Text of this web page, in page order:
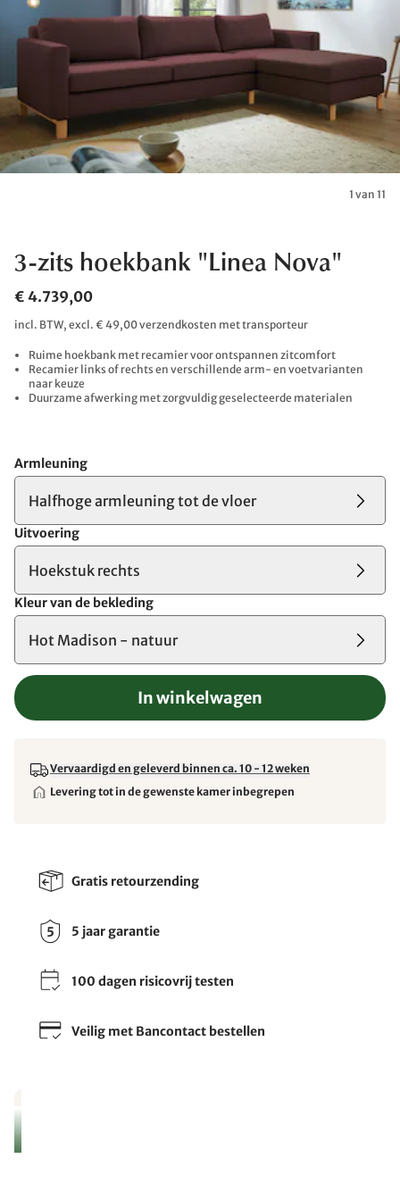
1 van 11
3-zits hoekbank "Linea Nova"
€ 4.739,00
incl. BTW, excl. € 49,00 verzendkosten met transporteur
Ruime hoekbank met recamier voor ontspannen zitcomfort
Recamier links of rechts en verschillende arm- en voetvarianten
naar keuze
Duurzame afwerking met zorgvuldig geselecteerde materialen
Armleuning
Halfhoge armleuning tot de vloer
Uitvoering
Hoekstuk rechts
Kleur van de bekleding
Hot Madison - natuur
In winkelwagen
Vervaardigd en geleverd binnen ca. 10 - 12 weken
Levering tot in de gewenste kamer inbegrepen
Gratis retourzending
5 jaar garantie
100 dagen risicovrij testen
Veilig met Bancontact bestellen